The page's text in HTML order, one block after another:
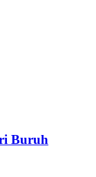
Buruh